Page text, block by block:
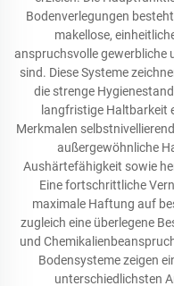
Bodenverlegungen
makellose,
anspruchsvolle gewerbliche
sind. Diese Systeme
die strenge
langfristige Haltbarkeit
Merkmalen
außergewöhnliche
Aushärtefähigkeit sowie
Eine fortschrittliche
maximale Haftung auf
zugleich eine überlegene
und
Bodensysteme zeigen
unterschiedlichsten